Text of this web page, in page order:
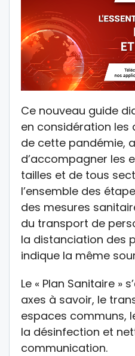
Ce nouveau guide
en considération les
de cette pandémie,
d’accompagner les
tailles et de tous
l’ensemble des
des mesures
du transport de
la distanciation des
indique la même
Le « Plan Sanitaire »
axes à savoir, le
espaces communs,
la désinfection et
communication.